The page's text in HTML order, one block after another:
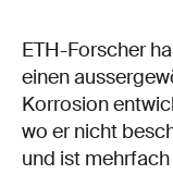
ETH-Forscher
einen
Korrosion
wo er nicht
und ist